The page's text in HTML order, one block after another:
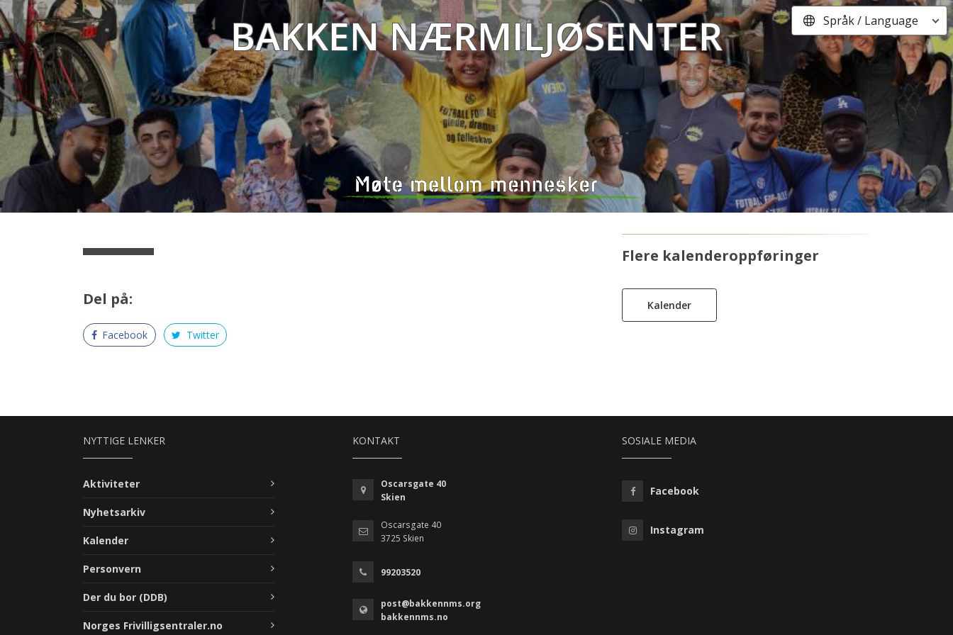
Språk / Language
Bakken Nærmiljøsenter
Del på:
Facebook Twitter
Flere kalenderoppføringer
Kalender
NYTTIGE LENKER
Aktiviteter
Nyhetsarkiv
Kalender
Personvern
Der du bor (DDB)
Norges Frivilligsentraler.no
KONTAKT
Oscarsgate 40
Skien
Oscarsgate 40
3725 Skien
99203520
post@bakkennms.org
bakkennms.no
SOSIALE MEDIA
Facebook
Instagram